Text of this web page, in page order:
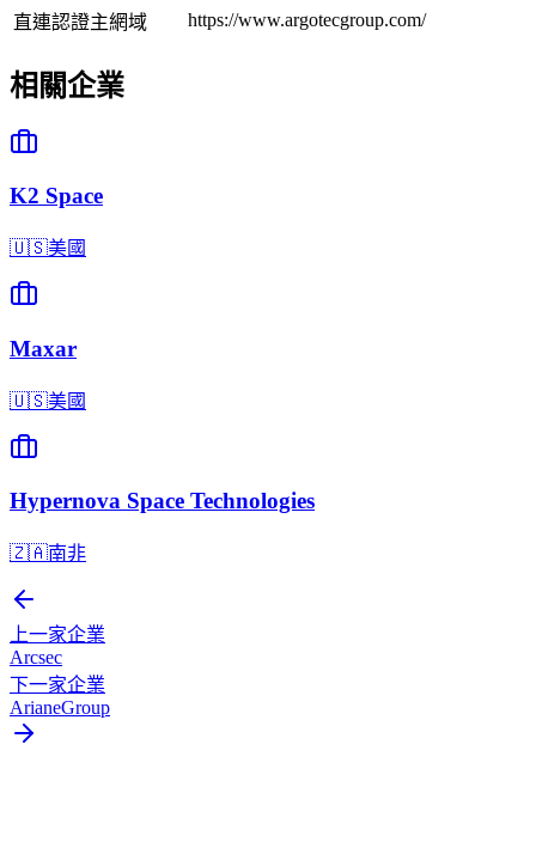
直連認證主網域
https://www.argotecgroup.com/
相關企業
K2 Space
🇺🇸美國
Maxar
🇺🇸美國
Hypernova Space Technologies
🇿🇦南非
上一家企業
Arcsec
下一家企業
ArianeGroup